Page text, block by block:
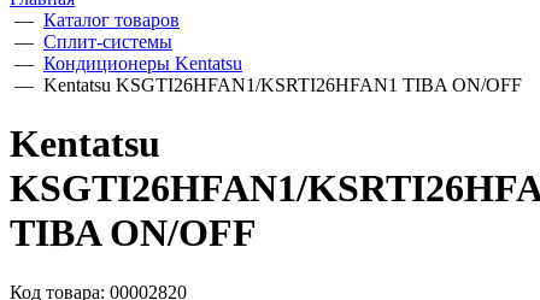
— Каталог товаров
— Сплит-системы
— Кондиционеры Kentatsu
— Kentatsu KSGTI26HFAN1/KSRTI26HFAN1 TIBA ON/OFF
Kentatsu
KSGTI26HFAN1/
TIBA ON/OFF
Код товара: 00002820